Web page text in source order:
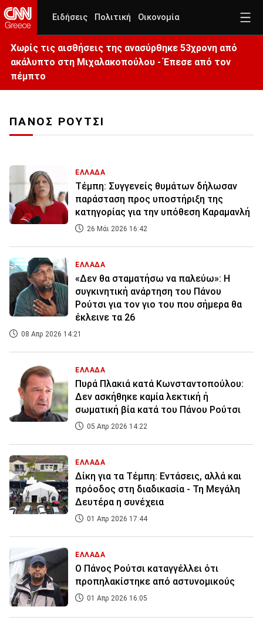
Ειδήσεις Πολιτική Οικονομία
Χωρίς τις αισθήσεις της ανασύρθηκε 53χρονη από
ακάλυπτο στη Μιχαλακοπούλου - Έπεσε από τον
πέμπτο
ΠΑΝΟΣ ΡΟΥΤΣΙ
ΕΛΛΑΔΑ
Τέμπη: Συγγενείς θυμάτων δήλωσαν
παράσταση προς υποστήριξη της
κατηγορίας για την υπόθεση Καραμανλή
26 Μάι 2026 16:42
ΕΛΛΑΔΑ
«Δεν θα σταματήσω να παλεύω»: Η
συγκινητική ανάρτηση του Πάνου
Ρούτσι για τον γιο του που σήμερα θα
έκλεινε τα 26
08 Απρ 2026 14:21
ΕΛΛΑΔΑ
Πυρά Πλακιά κατά Κωνσταντοπούλου:
Δεν ασκήθηκε καμία λεκτική ή
σωματική βία κατά του Πάνου Ρούτσι
05 Απρ 2026 14:22
ΕΛΛΑΔΑ
Δίκη για τα Τέμπη: Εντάσεις, αλλά και
πρόοδος στη διαδικασία - Τη Μεγάλη
Δευτέρα η συνέχεια
01 Απρ 2026 17:44
ΕΛΛΑΔΑ
Ο Πάνος Ρούτσι καταγγέλλει ότι
προπηλακίστηκε από αστυνομικούς
01 Απρ 2026 16:05